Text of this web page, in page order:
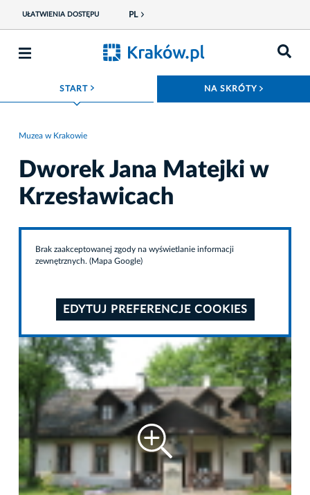
UŁATWIENIA DOSTĘPU PL
START ROZWIŃ MENU NA SKRÓTY
Muzea w Krakowie
Dworek Jana Matejki w
Krzesławicach
Brak zaakceptowanej zgody na wyświetlanie informacji
zewnętrznych. (Mapa Google)
EDYTUJ PREFERENCJE COOKIES